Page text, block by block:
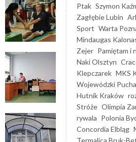
Ptak Szymon
Zagłębie Lubin
Sport Warta
Mindaugas
Zejer Pamiętam i
Naki Olsztyn
Klepczarek MKS
Wojewódzki
Hutnik Kraków
Stróże Olimpia
rywala Polonia
Concordia Elbląg
Termalica Bruk-